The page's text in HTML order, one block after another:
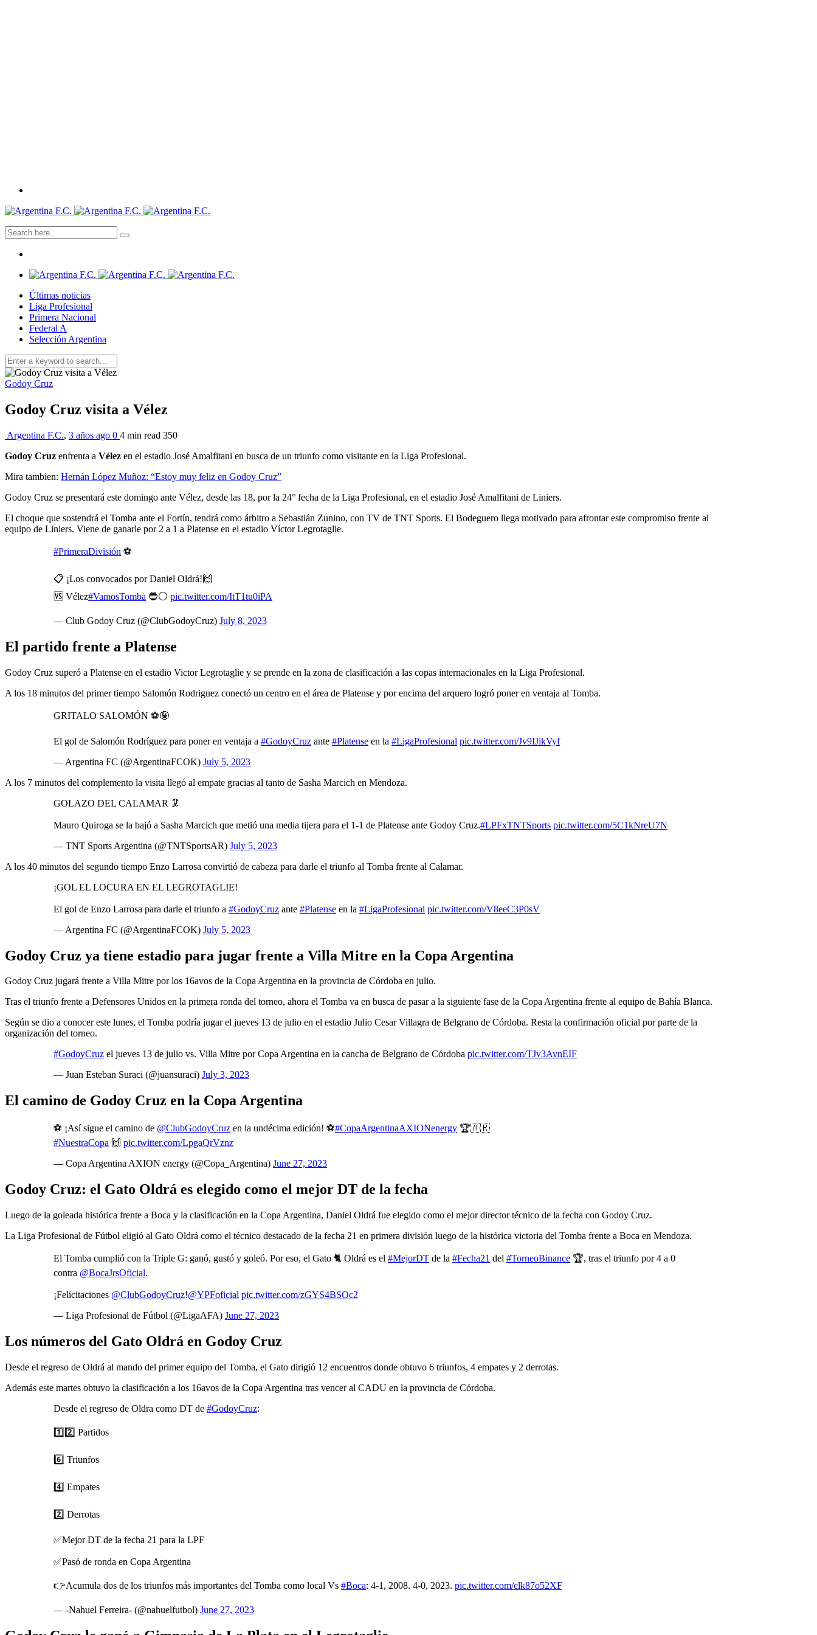
Últimas noticias
Liga Profesional
Primera Nacional
Federal A
Selección Argentina
Godoy Cruz
Godoy Cruz visita a Vélez
Argentina F.C., 3 años ago 0 4 min read 350
Godoy Cruz enfrenta a Vélez en el estadio José Amalfitani en busca de un triunfo como visitante en la Liga Profesional.
Mira tambien: Hernán López Muñoz: “Estoy muy feliz en Godoy Cruz”
Godoy Cruz se presentará este domingo ante Vélez, desde las 18, por la 24° fecha de la Liga Profesional, en el estadio José Amalfitani de Liniers.
El choque que sostendrá el Tomba ante el Fortín, tendrá como árbitro a Sebastián Zunino, con TV de TNT Sports. El Bodeguero llega motivado para afrontar este compromiso frente al
equipo de Liniers. Viene de ganarle por 2 a 1 a Platense en el estadio Víctor Legrotaglie.
#PrimeraDivisión ⚽
📋 ¡Los convocados por Daniel Oldrá!🙌
🆚 Vélez#VamosTomba 🔵⚪ pic.twitter.com/ItT1tu0iPA
— Club Godoy Cruz (@ClubGodoyCruz) July 8, 2023
El partido frente a Platense
Godoy Cruz superó a Platense en el estadio Victor Legrotaglie y se prende en la zona de clasificación a las copas internacionales en la Liga Profesional.
A los 18 minutos del primer tiempo Salomón Rodriguez conectó un centro en el área de Platense y por encima del arquero logró poner en ventaja al Tomba.
GRITALO SALOMÓN ⚽️🤪
El gol de Salomón Rodríguez para poner en ventaja a #GodoyCruz ante #Platense en la #LigaProfesional pic.twitter.com/Jv9IJikVyf
— Argentina FC (@ArgentinaFCOK) July 5, 2023
A los 7 minutos del complemento la visita llegó al empate gracias al tanto de Sasha Marcich en Mendoza.
GOLAZO DEL CALAMAR 🦑
Mauro Quiroga se la bajó a Sasha Marcich que metió una media tijera para el 1-1 de Platense ante Godoy Cruz.#LPFxTNTSports pic.twitter.com/5C1kNreU7N
— TNT Sports Argentina (@TNTSportsAR) July 5, 2023
A los 40 minutos del segundo tiempo Enzo Larrosa convirtió de cabeza para darle el triunfo al Tomba frente al Calamar.
¡GOL EL LOCURA EN EL LEGROTAGLIE!
El gol de Enzo Larrosa para darle el triunfo a #GodoyCruz ante #Platense en la #LigaProfesional pic.twitter.com/V8eeC3P0sV
— Argentina FC (@ArgentinaFCOK) July 5, 2023
Godoy Cruz ya tiene estadio para jugar frente a Villa Mitre en la Copa Argentina
Godoy Cruz jugará frente a Villa Mitre por los 16avos de la Copa Argentina en la provincia de Córdoba en julio.
Tras el triunfo frente a Defensores Unidos en la primera ronda del torneo, ahora el Tomba va en busca de pasar a la siguiente fase de la Copa Argentina frente al equipo de Bahía Blanca.
Según se dio a conocer este lunes, el Tomba podría jugar el jueves 13 de julio en el estadio Julio Cesar Villagra de Belgrano de Córdoba. Resta la confirmación oficial por parte de la
organización del torneo.
#GodoyCruz el jueves 13 de julio vs. Villa Mitre por Copa Argentina en la cancha de Belgrano de Córdoba pic.twitter.com/TJv3AvnEIF
— Juan Esteban Suraci (@juansuraci) July 3, 2023
El camino de Godoy Cruz en la Copa Argentina
⚽️ ¡Así sigue el camino de @ClubGodoyCruz en la undécima edición! ⚽️#CopaArgentinaAXIONenergy 🏆🇦🇷
#NuestraCopa 🙌 pic.twitter.com/LpgaQrVznz
— Copa Argentina AXION energy (@Copa_Argentina) June 27, 2023
Godoy Cruz: el Gato Oldrá es elegido como el mejor DT de la fecha
Luego de la goleada histórica frente a Boca y la clasificación en la Copa Argentina, Daniel Oldrá fue elegido como el mejor director técnico de la fecha con Godoy Cruz.
La Liga Profesional de Fútbol eligió al Gato Oldrá como el técnico destacado de la fecha 21 en primera división luego de la histórica victoria del Tomba frente a Boca en Mendoza.
El Tomba cumplió con la Triple G: ganó, gustó y goleó. Por eso, el Gato 🐈 Oldrá es el #MejorDT de la #Fecha21 del #TorneoBinance 🏆, tras el triunfo por 4 a 0
contra @BocaJrsOficial.
¡Felicitaciones @ClubGodoyCruz!@YPFoficial pic.twitter.com/zGYS4BSOc2
— Liga Profesional de Fútbol (@LigaAFA) June 27, 2023
Los números del Gato Oldrá en Godoy Cruz
Desde el regreso de Oldrá al mando del primer equipo del Tomba, el Gato dirigió 12 encuentros donde obtuvo 6 triunfos, 4 empates y 2 derrotas.
Además este martes obtuvo la clasificación a los 16avos de la Copa Argentina tras vencer al CADU en la provincia de Córdoba.
Desde el regreso de Oldra como DT de #GodoyCruz:
1️⃣2️⃣ Partidos
6️⃣ Triunfos
4️⃣ Empates
2️⃣ Derrotas
✅Mejor DT de la fecha 21 para la LPF
✅Pasó de ronda en Copa Argentina
👉Acumula dos de los triunfos más importantes del Tomba como local Vs #Boca: 4-1, 2008. 4-0, 2023. pic.twitter.com/clk87o52XF
— -Nahuel Ferreira- (@nahuelfutbol) June 27, 2023